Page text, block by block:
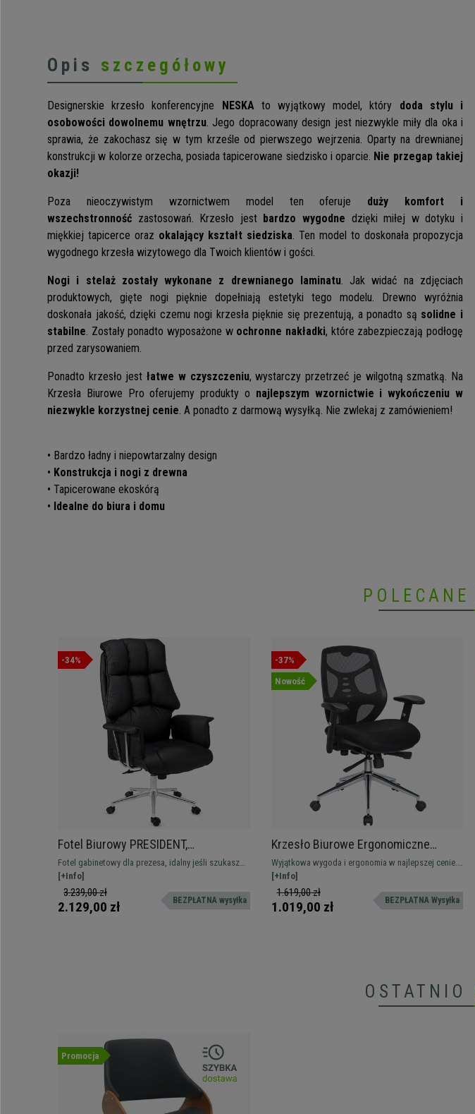
Opis szczegółowy
Designerskie krzesło konferencyjne NESKA to wyjątkowy model, który doda stylu i
osobowości dowolnemu wnętrzu. Jego dopracowany design jest niezwykle miły dla oka i
sprawia, że zakochasz się w tym krześle od pierwszego wejrzenia. Oparty na drewnianej
konstrukcji w kolorze orzecha, posiada tapicerowane siedzisko i oparcie. Nie przegap takiej
okazji!
Poza nieoczywistym wzornictwem model ten oferuje duży komfort i
wszechstronność zastosowań. Krzesło jest bardzo wygodne dzięki miłej w dotyku i
miękkiej tapicerce oraz okalający kształt siedziska. Ten model to doskonała propozycja
wygodnego krzesła wizytowego dla Twoich klientów i gości.
Nogi i stelaż zostały wykonane z drewnianego laminatu. Jak widać na zdjęciach
produktowych, gięte nogi pięknie dopełniają estetyki tego modelu. Drewno wyróżnia
doskonała jakość, dzięki czemu nogi krzesła pięknie się prezentują, a ponadto są solidne i
stabilne. Zostały ponadto wyposażone wochronne nakładki, które zabezpieczają podłogę
przed zarysowaniem.
Ponadto krzesło jestłatwe w czyszczeniu, wystarczy przetrzeć je wilgotną szmatką. Na
Krzesła Biurowe Pro oferujemy produkty o najlepszym wzornictwie i wykończeniu w
niezwykle korzystnej cenie. A ponadto z darmową wysyłką. Nie zwlekaj z zamówieniem!
• Bardzo ładny i niepowtarzalny design
• Konstrukcja i nogi z drewna
• Tapicerowane ekoskórą
• Idealne do biura i domu
POLECANE
-34%
Fotel Biurowy PRESIDENT,
Maksymalny Komfort, Podwójna
Tapicerka, Bardzo Elegancki, Skórzany
Czarny
Fotel gabinetowy dla prezesa, idalny jeśli szukasz
maksymalnej wygody i lubisz się wyróżniać. Jest tak
miękki jak Twoja kanapa! Wysyłka gratis w ciągu
24/48 godzin
[+Info]
3.239,00 zł
2.129,00 zł BEZPŁATNA wysyłka
-37%
Nowość
Krzesło Biurowe Ergonomiczne
MANTRA, Niesamowite Oparcie,
Regulowane Podłokietniki, 8H Pracy,
Czarne
Wyjątkowa wygoda i ergonomia w najlepszej cenie.
Dostosowana do profesjonalnego użytku, z
regulowanymi podłokietnikami i wysyłką w ciągu
24/48 godzin
[+Info]
1.619,00 zł
1.019,00 zł BEZPŁATNA Wysyłka
OSTATNIO
Promocja